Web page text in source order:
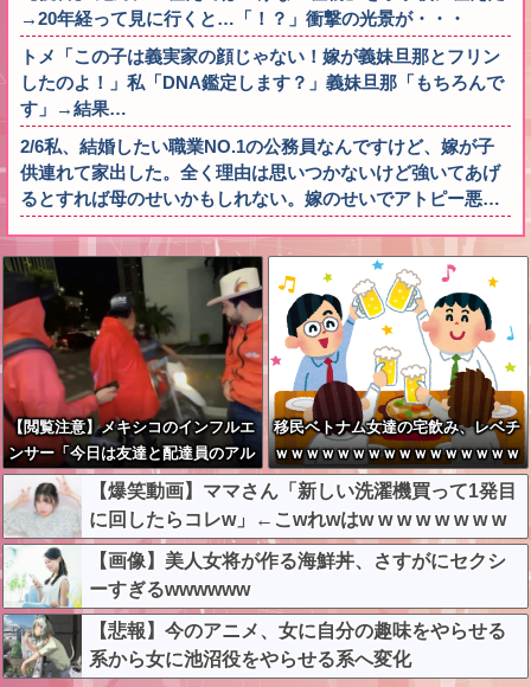
→20年経って見に行くと…「！？」衝撃の光景が・・・
トメ「この子は義実家の顔じゃない！嫁が義妹旦那とフリン
したのよ！」私「DNA鑑定します？」義妹旦那「もちろんで
す」→結果…
2/6私、結婚したい職業NO.1の公務員なんですけど、嫁が子
供連れて家出した。全く理由は思いつかないけど強いてあげ
るとすれば母のせいかもしれない。嫁のせいでアトピー悪…
【閲覧注意】メキシコのインフルエ
ンサー「今日は友達と配達員のアル
バイトを体験してみるよ！！」←結
果・・・
移民ベトナム女達の宅飲み、レベチ
ｗｗｗｗｗｗｗｗｗｗｗｗｗｗｗｗ
ｗｗｗｗｗｗｗｗ
【爆笑動画】ママさん「新しい洗濯機買って1発目
に回したらコレw」←こwれwはw w w w w w w w
w w
【画像】美人女将が作る海鮮丼、さすがにセクシ
ーすぎるwwwwww
【悲報】今のアニメ、女に自分の趣味をやらせる
系から女に池沼役をやらせる系へ変化